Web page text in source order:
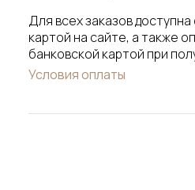
Для всех заказов
картой на сайте, а также
банковской картой при
Условия оплаты